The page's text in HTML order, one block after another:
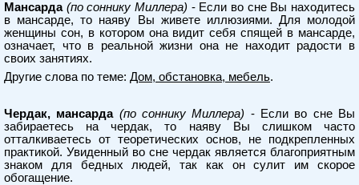
Мансарда (по соннику Миллера) - Если во сне Вы находитесь
в мансарде, то наяву Вы живете иллюзиями. Для молодой
женщины сон, в котором она видит себя спящей в мансарде,
означает, что в реальной жизни она не находит радости в
своих занятиях.
Другие слова по теме: Дом, обстановка, мебель.
Чердак, мансарда (по соннику Миллера) - Если во сне Вы
забираетесь на чердак, то наяву Вы слишком часто
отталкиваетесь от теоретических основ, не подкрепленных
практикой. Увиденный во сне чердак является благоприятным
знаком для бедных людей, так как он сулит им скорое
обогащение.